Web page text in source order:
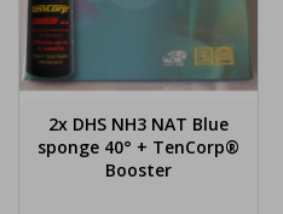
2x DHS NH3 NAT Blue
sponge 40° + TenCorp®
Booster